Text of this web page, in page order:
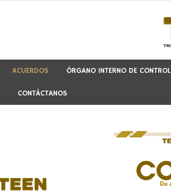
ACUERDOS ÓRGANO INTERNO DE CONTROL
CONTÁCTANOS